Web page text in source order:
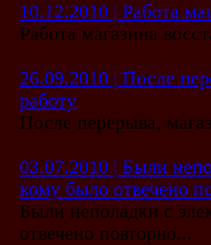
10.12.2010 | Работа
Работа магазина
26.09.2010 | После
работу
После перерыва,
03.07.2010 | Были
кому было отвечено
Были неполадки с
отвечено повторно...